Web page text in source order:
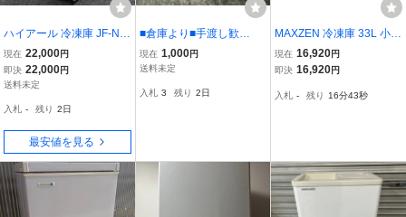
ハイアール 冷凍庫 JF-NU
102C 102L 霜取り不要 セ
カンド冷凍庫 d6166 右開
き 格安 Haier 小型冷凍庫
阪府
現在 22,000円
即決 22,000円
送料未定
入札 - 残り 2日
最安値を見る
■倉庫より■手渡し歓
迎！！■ハイアール/Haier
■1ドア冷凍庫■102L■JF-
現在 1,000円
送料未定
入札 3 残り 2日
MAXZEN 冷凍庫 33L 小型
右開き 幅46cm ノンフロ
ン セカンド冷凍庫 チェス
フリーザーVL
現在 16,920円
即決 16,920円
入札 - 残り 16分42秒